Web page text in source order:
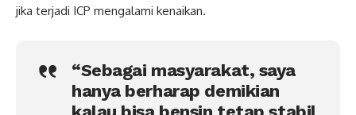
jika terjadi ICP mengalami kenaikan.
“Sebagai masyarakat, saya
hanya berharap demikian